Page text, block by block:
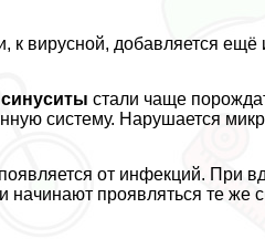
к вирусной, добавляется
синуситы стали чаще
систему. Нарушается
от инфекций. При
и начинают проявляться те же